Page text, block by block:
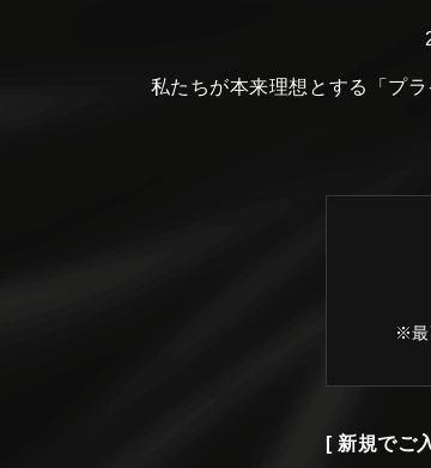
私たちが本来理想とする 「プ
※最
[ 新規でご